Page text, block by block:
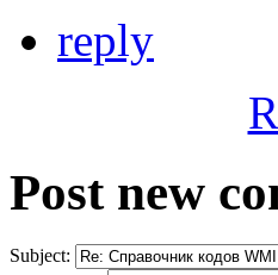
reply
Post new
Subject: